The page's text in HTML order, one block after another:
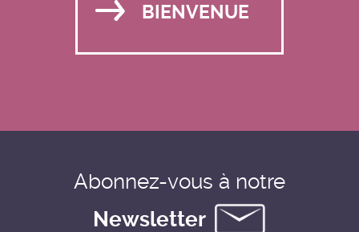
BIENVENUE
Abonnez-vous à notre
Newsletter